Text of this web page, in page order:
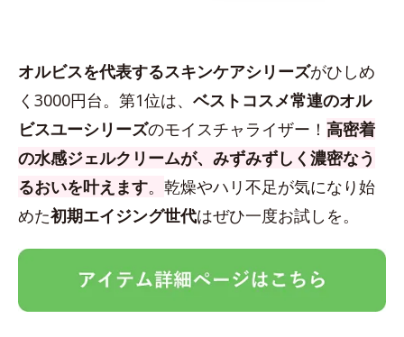
オルビスを代表するスキンケアシリーズがひしめ
く3000円台。第1位は、 ベストコスメ常連のオル
ビスユーシリーズのモイスチャライザー！ 高密着
の水感ジェルクリームが、みずみずしく濃密なう
るおいを叶えます。 乾燥やハリ不足が気になり始
めた初期エイジング世代はぜひ一度お試しを。